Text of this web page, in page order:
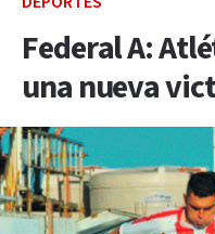
Federal A:
una nueva